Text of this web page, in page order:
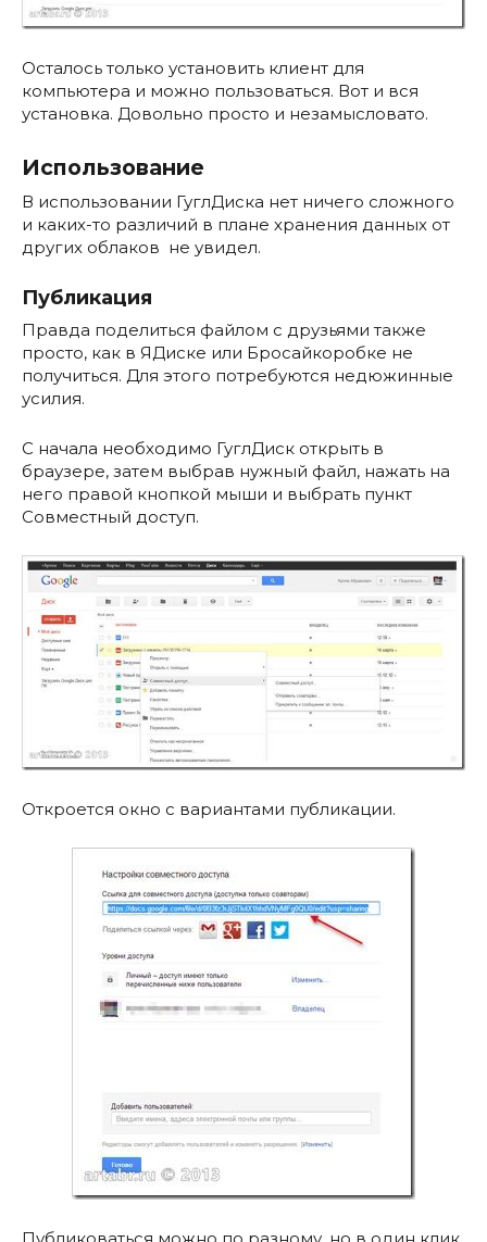
Осталось только установить клиент для
компьютера и можно пользоваться. Вот и вся
установка. Довольно просто и незамысловато.
Использование
В использовании ГуглДиска нет ничего сложного
и каких-то различий в плане хранения данных от
других облаков не увидел.
Публикация
Правда поделиться файлом с друзьями также
просто, как в ЯДиске или Бросайкоробке не
получиться. Для этого потребуются недюжинные
усилия.
С начала необходимо ГуглДиск открыть в
браузере, затем выбрав нужный файл, нажать на
него правой кнопкой мыши и выбрать пункт
Совместный доступ.
Откроется окно с вариантами публикации.